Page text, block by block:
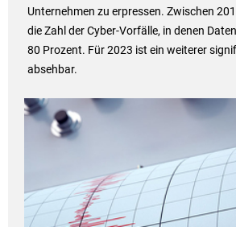
Unternehmen zu erpressen. Zwischen
die Zahl der Cyber-Vorfälle, in denen
80 Prozent. Für 2023 ist ein weiterer
absehbar.